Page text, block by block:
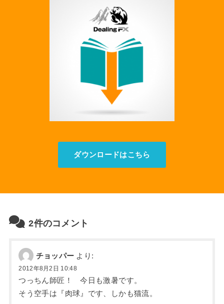
ダウンロードはこちら
2件のコメント
チョッパー より:
2012年8月2日 10:48
つっちん師匠！ 今日も激暑です。
そう空手は『肉球』です、しかも猫流。